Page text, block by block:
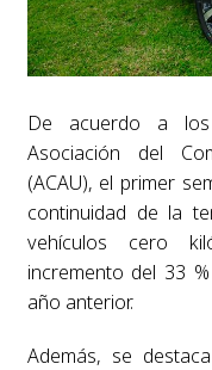
De acuerdo a
Asociación del
(ACAU), el primer
continuidad de la
vehículos cero
incremento del 33
año anterior.
Además, se